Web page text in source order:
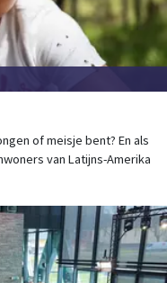
of meisje bent? En als
van Latijns-Amerika